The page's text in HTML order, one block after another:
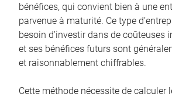
bénéfices, qui convient bien à une
parvenue à maturité. Ce type
besoin d’investir dans de coûteuses
et ses bénéfices futurs sont
et raisonnablement chiffrables.
Cette méthode nécessite de calculer